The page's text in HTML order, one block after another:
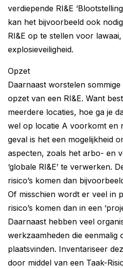
verdiepende RI&E
kan het bijvoorbeeld ook
RI&E op te stellen voor
explosieveiligheid.
Opzet
Daarnaast worstelen
opzet van een RI&E. Want
meerdere locaties, hoe ga je
wel op locatie A voorkomt en
geval is het een mogelijkheid
aspecten, zoals het arbo- en
‘globale RI&E’ te verwerken.
risico’s komen dan
Of misschien wordt er veel in
risico’s komen dan in een
Daarnaast hebben veel
werkzaamheden die eenmalig
plaatsvinden. Inventariseer
door middel van een Taak-